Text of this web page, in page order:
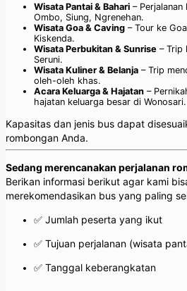
Wisata Pantai & Bahari –
Ombo, Siung, Ngrenehan.
Wisata Goa & Caving – Tour ke
Kiskenda.
Wisata Perbukitan & Sunrise – Trip
Seruni.
Wisata Kuliner & Belanja – Trip
oleh-oleh khas.
Acara Keluarga & Hajatan –
hajatan keluarga besar di Wonosari.
Kapasitas dan jenis bus dapat
rombongan Anda.
Sedang merencanakan perjalanan
Berikan informasi berikut agar kami
merekomendasikan bus yang paling
✅ Jumlah peserta yang ikut
✅ Tujuan perjalanan (wisata
✅ Tanggal keberangkatan